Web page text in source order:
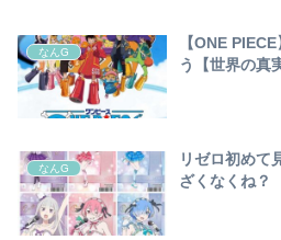
なんG
【ONE
う【世界の真
なんG
リゼロ初めて
ざくなくね？